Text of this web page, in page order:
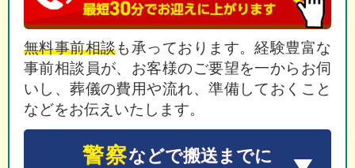
無料事前相談も承っております。経験豊富な
事前相談員が、お客様のご要望を一からお伺
いし、葬儀の費用や流れ、準備しておくこと
などをお伝えいたします。
警察などで搬送までに